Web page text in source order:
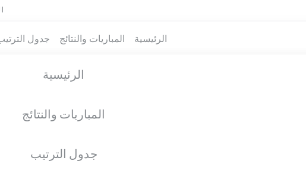
الرئيسية المباريات والنتائج جدول
الرئيسية
المباريات والنتائج
جدول الترتيب